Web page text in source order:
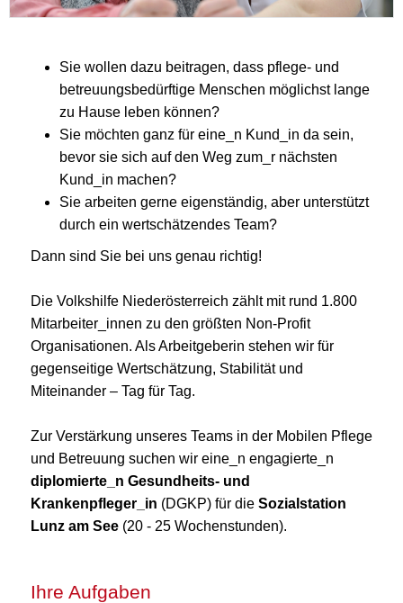
Sie wollen dazu beitragen, dass pflege- und
betreuungsbedürftige Menschen möglichst lange
zu Hause leben können?
Sie möchten ganz für eine_n Kund_in da sein,
bevor sie sich auf den Weg zum_r nächsten
Kund_in machen?
Sie arbeiten gerne eigenständig, aber unterstützt
durch ein wertschätzendes Team?
Dann sind Sie bei uns genau richtig!
Die Volkshilfe Niederösterreich zählt mit rund 1.800
Mitarbeiter_innen zu den größten Non-Profit
Organisationen. Als Arbeitgeberin stehen wir für
gegenseitige Wertschätzung, Stabilität und
Miteinander – Tag für Tag.
Zur Verstärkung unseres Teams in der Mobilen Pflege
und Betreuung suchen wir eine_n engagierte_n
diplomierte_n Gesundheits- und
Krankenpfleger_in (DGKP) für die Sozialstation
Lunz am See (20 - 25 Wochenstunden).
Ihre Aufgaben